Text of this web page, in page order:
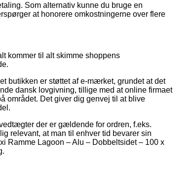
Som alternativ kunne du bruge en
at honorere omkostningerne over flere
kommer til alt skimme shoppens
butikken er støttet af e-mærket, grundet at det
dansk lovgivning, tillige med at online firmaet
området. Det giver dig genvej til at blive
der er gældende for ordren, f.eks.
relevant, at man til enhver tid bevarer sin
Ramme Lagoon – Alu – Dobbeltsidet – 100 x